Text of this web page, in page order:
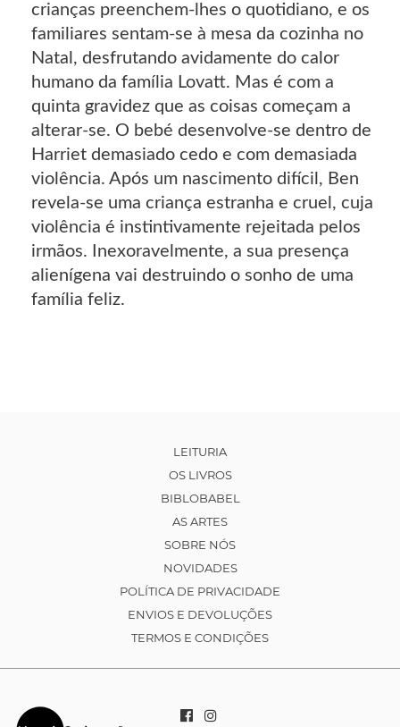
crianças preenchem-lhes o quotidiano, e os
familiares sentam-se à mesa da cozinha no
Natal, desfrutando avidamente do calor
humano da família Lovatt. Mas é com a
quinta gravidez que as coisas começam a
alterar-se. O bebé desenvolve-se dentro de
Harriet demasiado cedo e com demasiada
violência. Após um nascimento difícil, Ben
revela-se uma criança estranha e cruel, cuja
violência é instintivamente rejeitada pelos
irmãos. Inexoravelmente, a sua presença
alienígena vai destruindo o sonho de uma
família feliz.
LEITURIA
OS LIVROS
BIBLOBABEL
AS ARTES
SOBRE NÓS
NOVIDADES
POLÍTICA DE PRIVACIDADE
ENVIOS E DEVOLUÇÕES
TERMOS E CONDIÇÕES